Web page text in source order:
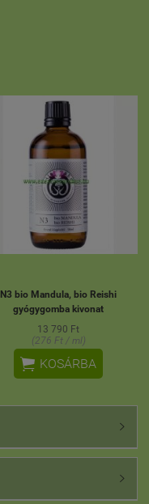
N3 bio Mandula, bio Reishi
gyógygomba kivonat
13 790 Ft
(276 Ft / ml)
 KOSÁRBA

